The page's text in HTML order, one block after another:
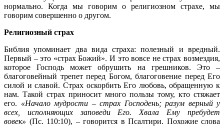
нормально. Когда мы говорим о религиозном страхе, мы
говорим совершенно о другом.
Религиозный страх
Библия упоминает два вида страха: полезный и вредный.
Первый – это «страх Божий». И это вовсе не страх возмездия,
которое Господь может обрушить на грешников. Это –
благоговейный трепет перед Богом, благоговение перед Его
силой и славой. Страх оскорбить Его любовь, обращенную к
нам. Такой страх приносит много пользы тому, кто стяжает
его. «Начало мудрости – страх Господень; разум верный у
всех, исполняющих заповеди Его. Хвала Ему пребудет
вовек» (Пс. 110:10), – говорится в Псалтири. Похожие слова